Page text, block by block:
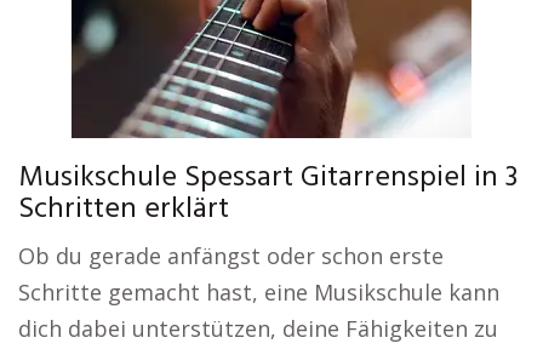
Musikschule Spessart Gitarrenspiel in 3
Schritten erklärt
Ob du gerade anfängst oder schon erste
Schritte gemacht hast, eine Musikschule kann
dich dabei unterstützen, deine Fähigkeiten zu